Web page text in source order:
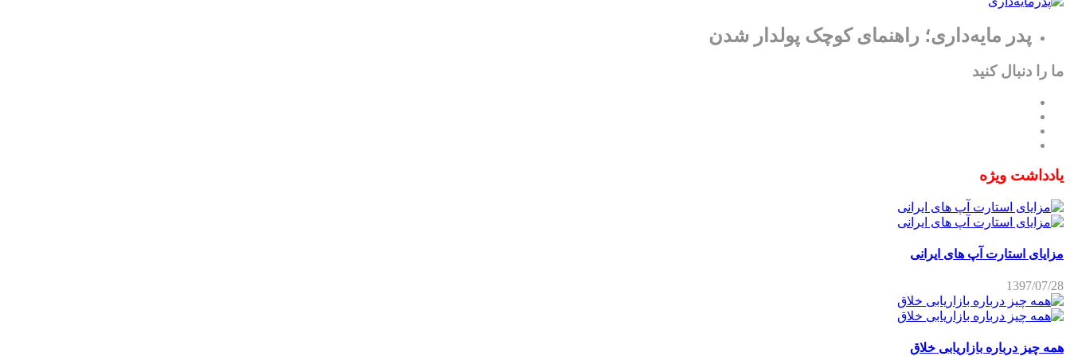
پدر مایه‌داری؛ راهنمای کوچک پولدار شدن
ما را دنبال کنید
یادداشت ویژه
مزایای استارت آپ های ایرانی
1397/07/28
همه چیز درباره بازاریابی خلاق